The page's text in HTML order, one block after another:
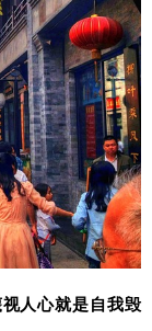
人心就是自我毁